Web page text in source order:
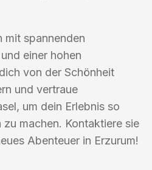
mit spannenden
einer hohen
von der Schönheit
und vertraue
um dein Erlebnis so
machen. Kontaktiere sie
Abenteuer in Erzurum!